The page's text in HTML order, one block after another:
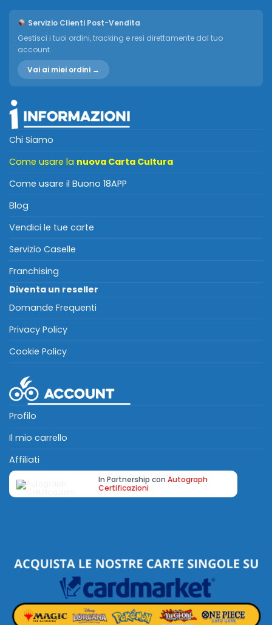
Servizio Clienti Post-Vendita
Gestisci i tuoi ordini, tracking e resi direttamente dal tuo
account.
Vai ai miei ordini →
Chi Siamo
Come usare la nuova Carta Cultura
Come usare il Buono 18APP
Blog
Vendici le tue carte
Servizio Caselle
Franchising
Diventa un reseller
Domande Frequenti
Privacy Policy
Cookie Policy
Profilo
Il mio carrello
Affiliati
In Partnership con Autograph
Certificazioni